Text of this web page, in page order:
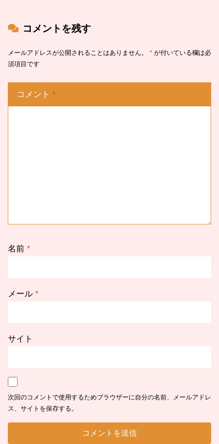
コメントを残す
メールアドレスが公開されることはありません。 * が付いている欄は必
須項目です
コメント *
名前 *
メール *
サイト
次回のコメントで使用するためブラウザーに自分の名前、メールアドレ
ス、サイトを保存する。